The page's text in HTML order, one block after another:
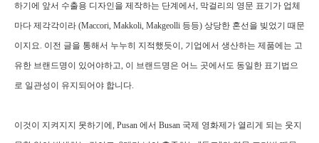
하기에 앞서 수출용 디자인을 제작하는 단계에서, 막걸리의 영문 표기가 업체
마다 제각각이라 (Maccori, Makkoli, Makgeolli 등등) 상당한 혼선을 빚었기 때문
이지요. 이전 글을 통해서 누누히 지적했듯이 , 기업에서 생산하는 제품에는 고
유한 브랜드명이 있어야하고, 이 브랜드명은 어느 곳에서도 동일한 표기법으
로 일관성이 유지되어야 합니다.
이것이 지켜지지 못하기에 , Pusan 에서 Busan 국제 영화제가 열리게 되는 웃지